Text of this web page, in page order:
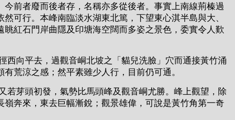
前者廢而後者存，名稱亦多從後者。事實上南線荊榛過
可行。本峰南臨淡水湖東北篤，下望東心淇半島與大、
紅石門岸曲隱及印塘海空闊而多姿之景色，委實令人歎
向平去，過觀音峒北坡之「貓兒洗臉」穴而通接黃竹涌
荒涼之感；然平素雖少人行，目前仍可通。
芽頭初發，氣勢比馬頭峰及觀音峒尤勝。峰上觀望，除
奔來，東去巨幅漸銳；觀景雄偉，可說是黃竹角第一奇